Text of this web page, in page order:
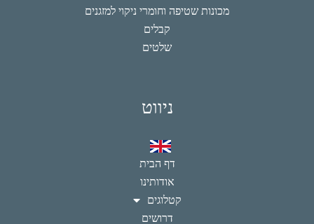
מכונות שטיפה וחומרי ניקוי למזגנים
קבלים
שלטים
ניווט
דף הבית
אודותינו
קטלוגים
דרושים